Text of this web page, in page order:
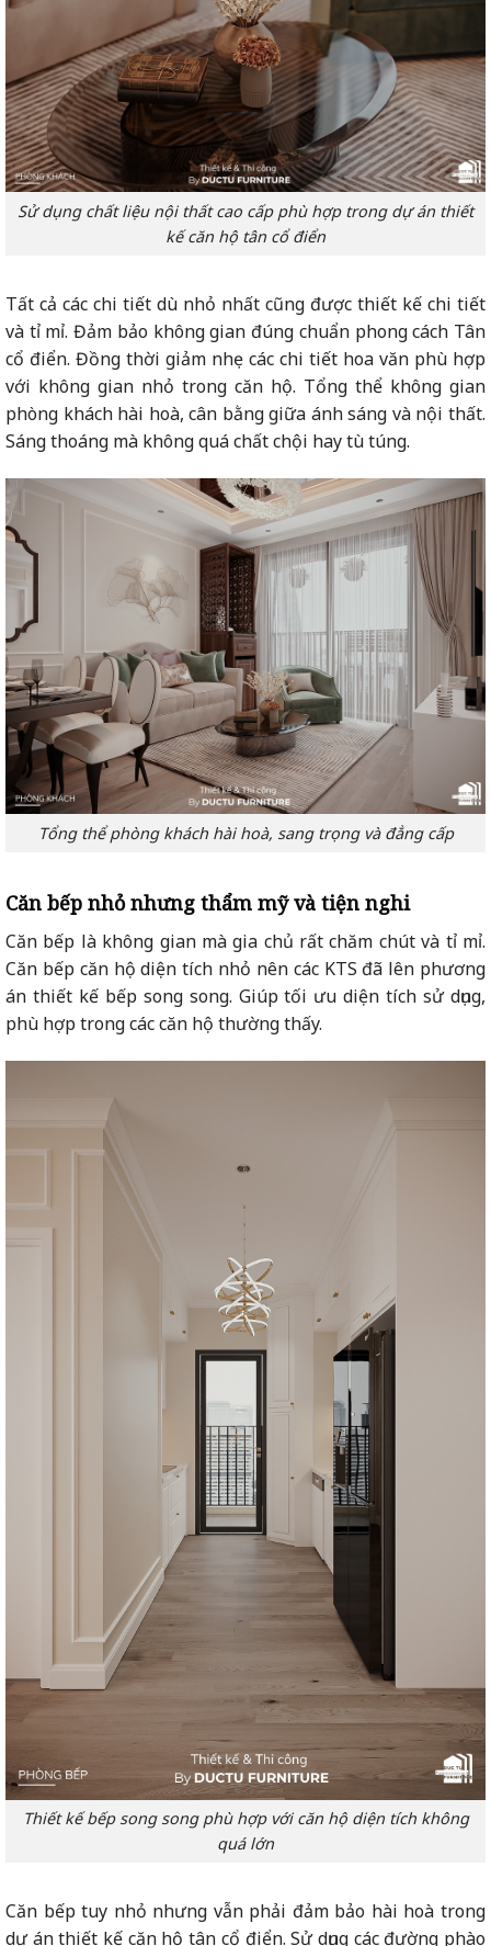
Sử dụng chất liệu nội thất cao cấp phù hợp trong dự án thiết
kế căn hộ tân cổ điển
Tất cả các chi tiết dù nhỏ nhất cũng được thiết kế chi tiết
và tỉ mỉ. Đảm bảo không gian đúng chuẩn phong cách Tân
cổ điển. Đồng thời giảm nhẹ các chi tiết hoa văn phù hợp
với không gian nhỏ trong căn hộ. Tổng thể không gian
phòng khách hài hoà, cân bằng giữa ánh sáng và nội thất.
Sáng thoáng mà không quá chất chội hay tù túng.
Tổng thể phòng khách hài hoà, sang trọng và đẳng cấp
Căn bếp nhỏ nhưng thẩm mỹ và tiện nghi
Căn bếp là không gian mà gia chủ rất chăm chút và tỉ mỉ.
Căn bếp căn hộ diện tích nhỏ nên các KTS đã lên phương
án thiết kế bếp song song. Giúp tối ưu diện tích sử dụng,
phù hợp trong các căn hộ thường thấy.
Thiết kế bếp song song phù hợp với căn hộ diện tích không
quá lớn
Căn bếp tuy nhỏ nhưng vẫn phải đảm bảo hài hoà trong
dự án thiết kế căn hộ tân cổ điển. Sử dụng các đường phào